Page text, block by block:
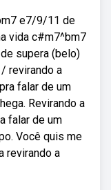
e7/9/11 de
vida c#m7^bm7
supera (belo)
revirando a
falar de um
Revirando a
falar de um
Você quis me
revirando a